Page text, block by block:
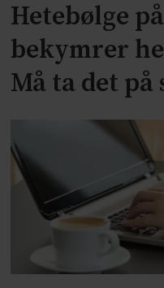
Hetebølge
bekymrer
Må ta det